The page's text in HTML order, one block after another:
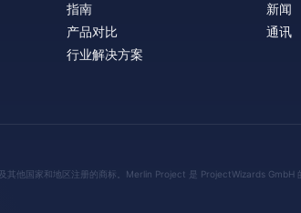
指南
产品对比
行业解决方案
新闻
通讯
他国家和地区注册的商标。Merlin Project 是 ProjectWizards GmbH